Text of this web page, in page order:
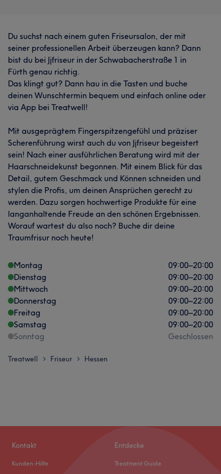
Du suchst nach einem guten Friseursalon, der mit
seiner professionellen Arbeit überzeugen kann? Dann
bist du bei Jjfriseur in der Schwabacherstraße 1 in
Fürth genau richtig.
Das klingt gut? Dann hau in die Tasten und buche
deinen Wunschtermin bequem und einfach online oder
via App bei Treatwell!
Mit ausgeprägtem Fingerspitzengefühl und präziser
Scherenführung wirst auch du von Jjfriseur begeistert
sein! Nach einer ausführlichen Beratung wird mit der
Haarschneidekunst begonnen. Mit einem Blick für das
Detail, gutem Geschmack und Können schneiden und
stylen die Profis, um deinen Ansprüchen gerecht zu
werden. Dazu sorgen hochwertige Produkte für eine
langanhaltende Freude an den schönen Ergebnissen.
Worauf wartest du also noch? Buche dir deine
Traumfrisur noch heute!
Montag 09:00–20:00
Dienstag
09:00–20:00
Mittwoch
09:00–20:00
Donnerstag
09:00–22:00
Freitag
09:00–20:00
Samstag
09:00–20:00
Sonntag
Geschlossen
Treatwell > Friseur > Hessen
Kontakt
Kunden-Hilfe
Entdecke
Treatment Guide